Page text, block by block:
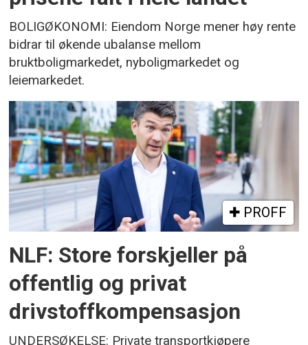
BOLIGØKONOMI: Eiendom Norge mener høy rente
bidrar til økende ubalanse mellom
bruktboligmarkedet, nyboligmarkedet og
leiemarkedet.
PROFF
NLF: Store forskjeller på
offentlig og privat
drivstoffkompensasjon
UNDERSØKELSE: Private transportkjøpere